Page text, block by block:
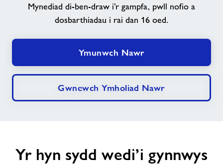
Newyddion
Cysylltwch â ni
Mynediad di-ben-draw i’r gampfa, pwll nofio a
dosbarthiadau i rai dan 16 oed.
Ymunwch Nawr
Gwnewch Ymholiad Nawr
Yr hyn sydd wedi’i gynnwys